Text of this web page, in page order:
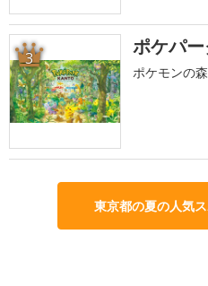
3 ポケパ
ポケモンの
東京都の夏の人気